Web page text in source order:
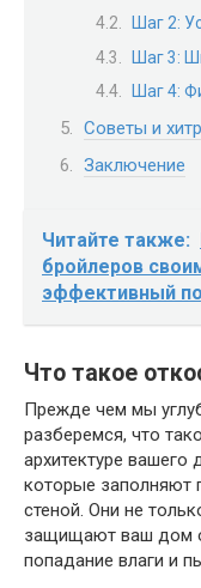
Шаг 2:
Шаг 3:
Шаг 4:
Советы и
Заключение
Читайте также:
бройлеров
эффективный
Что такое
Прежде чем мы
разберемся, что
архитектуре
которые заполняют
стеной. Они не
защищают ваш дом
попадание влаги и